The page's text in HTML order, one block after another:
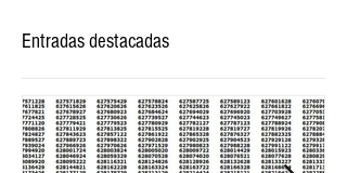
Entradas destacadas